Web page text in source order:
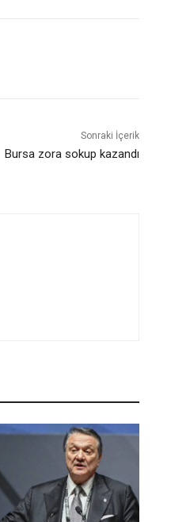
Sonraki İçerik
Bursa zora sokup kazandı